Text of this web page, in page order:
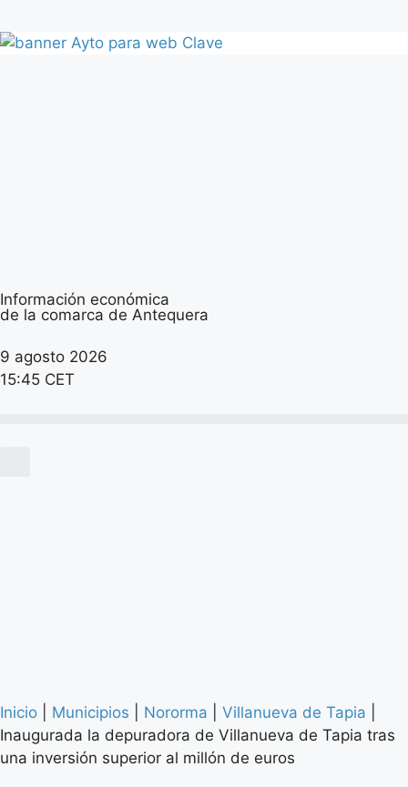
Información económica
de la comarca de Antequera
9 agosto 2026
15:45 CET
Inicio Municipios Nororma Villanueva de Tapia
Inaugurada la depuradora de Villanueva de Tapia tras
una inversión superior al millón de euros